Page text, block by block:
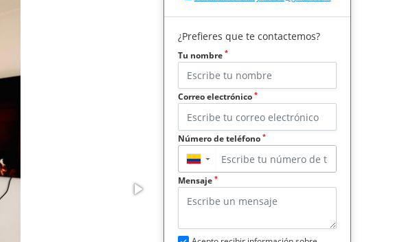
¿Prefieres que te contactemos?
Tu nombre *
Correo electrónico *
Número de teléfono *
▼
Mensaje *